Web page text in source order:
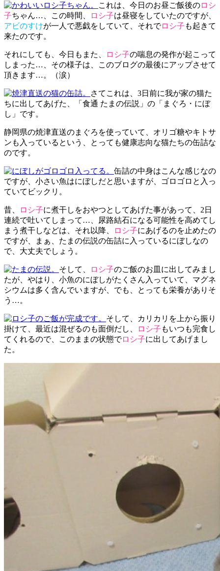
これは、今日のお昼ご飯後のロシ
子ちゃん…、この時間、 ロシ子は昼寝をしていたのですが、
アビのすけが一人で悪戯をしていて、それでロシ子 も起きて
来たのです。
それにしても、今日もまた、 ロシ子の喘息の発作が起こって
しまった…、その様子は、このブログの最後にアップさせて
頂きます…。（涙）
さてこれは、3日前に我が家の猫た
ちに出してあげた、「食通 たまの伝説」の「まぐろ・にぼ
し」です。
静岡県の焼津直送のまぐろを使っていて、オリゴ糖やキトサ
ンも入っているという、とっても健康志向な猫たちの缶詰な
のです。
缶詰の中身はこんな感じなの
ですが、小さい魚はにぼしだと思いますが、ゴロゴロと入っ
ていてビックリ。
昔、 ロシ子に煮干しをおやつとしてあげた事があって、2日
連続で吐いてしまって…、尿路結石になる可能性を高めてし
まう煮干しなどは、それ以降、
ロシ子にあげるのを止めたの
ですが、まぁ、たまの伝説の缶詰に入っているにぼしなの
で、大丈夫でしょう。
そして、 ロシ子のご飯のお皿に出してみまし
たが、やはり、小魚のにぼしがたくさん入っていて、マグネ
シウムは多く含んでいますが、でも、とっても栄養がありそ
う…。
そして、カリカリを上から振り
掛けて、最近は混ぜるのも面倒だし、
ロシ子 もいつも完食し
てくれるので、このままの状態でロシ子に出してあげまし
た。